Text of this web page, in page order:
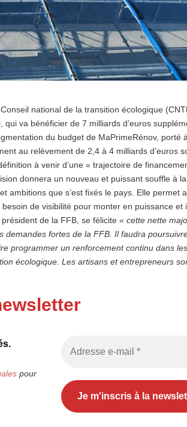
national de la transition écologique
va bénéficier de 7 milliards d’euros
du budget de MaPrimeRénov, porté
au relèvement de 2,4 à 4 milliards d’euros
à venir d’une « trajectoire de
donnera un nouveau et puissant souffle à la
ambitions que s’est fixés le pays. Elle permet
de visibilité pour monter en puissance et
de la FFB, se félicite « cette nette
demandes fortes de la FFB. Il faudra
programmer un renforcement continu dans les
écologique. Les artisans et entrepreneurs
pour